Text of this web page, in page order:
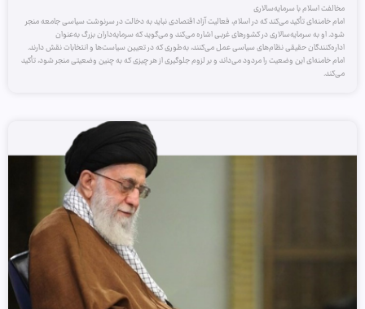
مخالفت اسلام با سرمایه‌سالاری
امام خامنه‌ای تأکید می‌کند که در اسلام، فعالیت آزاد اقتصادی نباید به دخالت در سرنوشت سیاسی جامعه منجر
شود. او به سرمایه‌سالاری در کشورهای غربی اشاره می‌کند و می‌گوید که سرمایه‌داران بزرگ به‌عنوان
اداره‌کنندگان حقیقی نظام‌های سیاسی عمل می‌کنند، به‌طوری که در تعیین سیاست‌ها و انتخابات نقش دارند.
امام خامنه‌ای این وضعیت را مردود می‌داند و بر لزوم جلوگیری از هر چیزی که به چنین وضعیتی منجر شود، تأکید
می‌کند.